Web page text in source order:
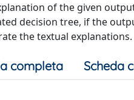
of the given
decision tree, if the
the textual explanations.
completa Scheda